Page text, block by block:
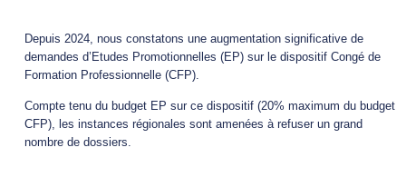
Depuis 2024, nous constatons une augmentation significative de
demandes d’Etudes Promotionnelles (EP) sur le dispositif Congé de
Formation Professionnelle (CFP).
Compte tenu du budget EP sur ce dispositif (20% maximum du budget
CFP), les instances régionales sont amenées à refuser un grand
nombre de dossiers.